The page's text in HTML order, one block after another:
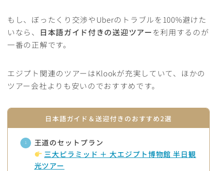
もし、ぼったくり交渉やUberのトラブルを100%避けた
いなら、 日本語ガイド付きの送迎ツアー を利用するのが
一番の正解です。
エジプト関連のツアーはKlookが充実していて、ほかの
ツアー会社よりも安いのでおすすめです。
日本語ガイド＆送迎付きのおすすめ2選
王道のセットプラン
三大ピラミッド ＋ 大エジプト博物館 半日観
光ツアー